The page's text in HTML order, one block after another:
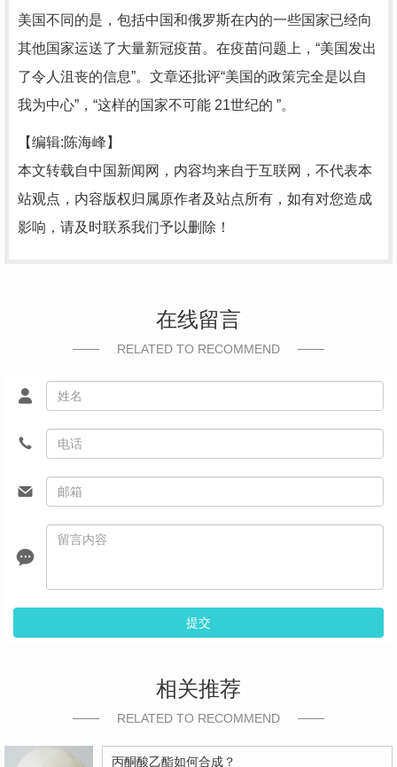
美国不同的是，包括中国和俄罗斯在内的一些国家已经向
其他国家运送了大量新冠疫苗。在疫苗问题上，“美国发出
了令人沮丧的信息”。文章还批评“美国的政策完全是以自
我为中心”，“这样的国家不可能 21世纪的 ”。
【编辑:陈海峰】
本文转载自中国新闻网，内容均来自于互联网，不代表本
站观点，内容版权归属原作者及站点所有，如有对您造成
影响，请及时联系我们予以删除！
在线留言
RELATED TO RECOMMEND
提交
相关推荐
RELATED TO RECOMMEND
丙酮酸乙酯如何合成？